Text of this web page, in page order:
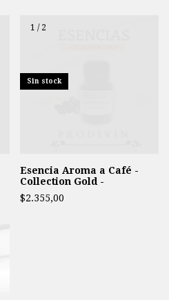
1 / 2
Sin stock
Esencia Aroma a Café -
Collection Gold -
$2.355,00